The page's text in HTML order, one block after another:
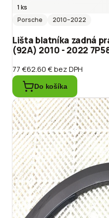
1 ks
Porsche
2010–2022
Lišta blatníka zadná
(92A) 2010 - 2022
77 €62.60 €bez DPH
Do košíka